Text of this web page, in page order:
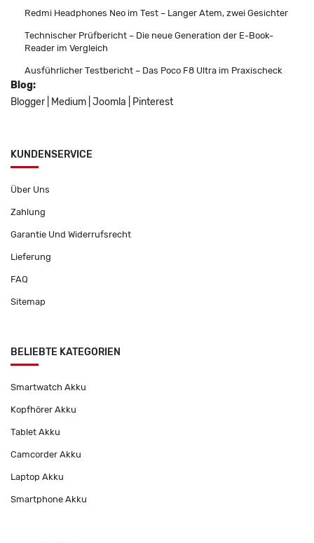
Redmi Headphones Neo im Test – Langer Atem, zwei Gesichter
Technischer Prüfbericht – Die neue Generation der E-Book-
Reader im Vergleich
Ausführlicher Testbericht – Das Poco F8 Ultra im Praxischeck
Blog:
Blogger
Medium Joomla Pinterest
KUNDENSERVICE
Über Uns
Zahlung
Garantie Und Widerrufsrecht
Lieferung
FAQ
Sitemap
BELIEBTE KATEGORIEN
Smartwatch Akku
Kopfhörer Akku
Tablet Akku
Camcorder Akku
Laptop Akku
Smartphone Akku